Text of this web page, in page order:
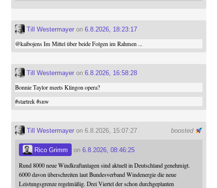
Till Westermayeron 6.8.2026, 18:23:17
@kaibojensIm Mittel über beide Folgen im Rahmen ...
Till Westermayeron 6.8.2026, 16:58:28
Bonnie Taylor meets Klingon opera?
#startrek #snw
boosted
Till Westermayeron 6.8.2026, 15:07:27
Rico Grimm on 6.8.2026, 08:46:25
Rund 8000 neue Windkraftanlagen sind aktuell in Deutschland genehmigt.
6000 davon überschreiten laut Bundesverband Windenergie die neue
Leistungsgrenze regelmäßig. Drei Viertel der schon durchgeplanten